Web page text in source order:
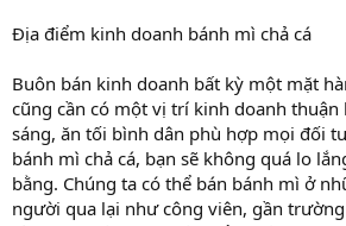
Địa điểm kinh doanh bánh mì chả cá
Buôn bán kinh doanh bất kỳ một mặt
cũng cần có một vị trí kinh doanh thuận
sáng, ăn tối bình dân phù hợp mọi đối
bánh mì chả cá, bạn sẽ không quá lo
bằng. Chúng ta có thể bán bánh mì ở
người qua lại như công viên, gần